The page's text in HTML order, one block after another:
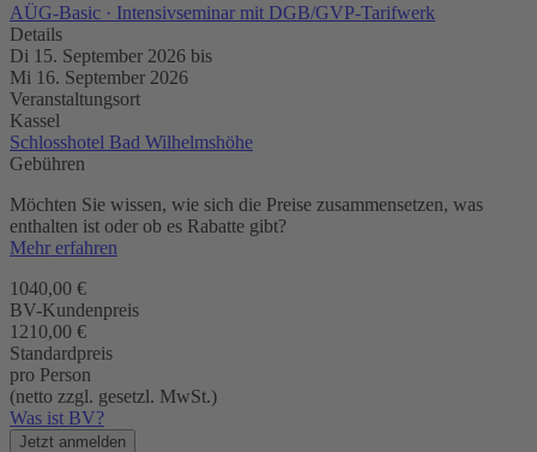
AÜG-Basic · Intensivseminar mit DGB/GVP-Tarifwerk
Details
Di 15. September 2026 bis
Mi 16. September 2026
Veranstaltungsort
Kassel
Schlosshotel Bad Wilhelmshöhe
Gebühren
Möchten Sie wissen, wie sich die Preise zusammensetzen, was
enthalten ist oder ob es Rabatte gibt?
Mehr erfahren
1040,00 €
BV-Kundenpreis
1210,00 €
Standardpreis
pro Person
(netto zzgl. gesetzl. MwSt.)
Was ist BV?
Jetzt anmelden